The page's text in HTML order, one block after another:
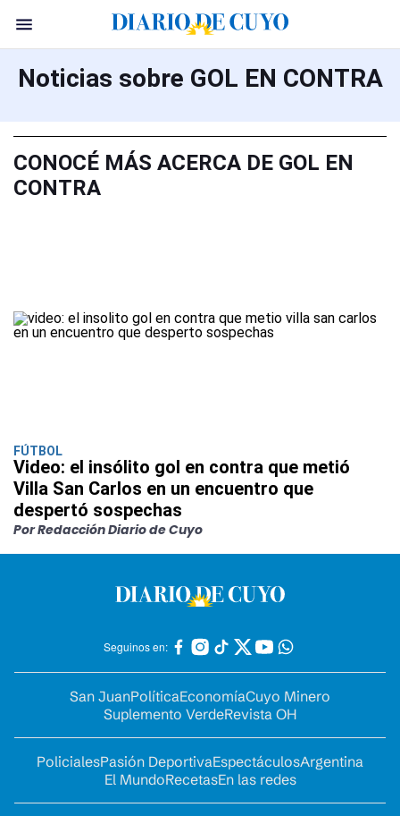
Noticias sobre GOL EN CONTRA
CONOCÉ MÁS ACERCA DE GOL EN
CONTRA
FÚTBOL
Video: el insólito gol en contra que metió
Villa San Carlos en un encuentro que
despertó sospechas
Por Redacción Diario de Cuyo
Seguinos en:
San JuanPolíticaEconomíaCuyo Minero
Suplemento VerdeRevista OH
PolicialesPasión DeportivaEspectáculosArgentina
El MundoRecetasEn las redes